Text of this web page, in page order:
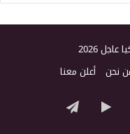
2026
نحن أعلن معنا
‏Googleتيلقرام